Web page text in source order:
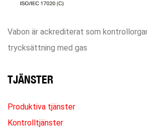
Vabon är ackrediterat som
trycksättning med gas
TJÄNSTER
Produktiva tjänster
Kontrolltjänster